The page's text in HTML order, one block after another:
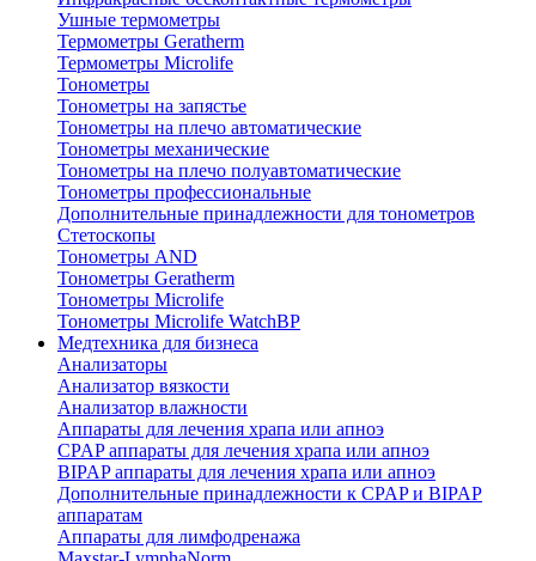
Ушные термометры
Термометры Geratherm
Термометры Microlife
Тонометры
Тонометры на запястье
Тонометры на плечо автоматические
Тонометры механические
Тонометры на плечо полуавтоматические
Тонометры профессиональные
Дополнительные принадлежности для тонометров
Стетоскопы
Тонометры AND
Тонометры Geratherm
Тонометры Microlife
Тонометры Microlife WatchBP
Медтехника для бизнеса
Анализаторы
Анализатор вязкости
Анализатор влажности
Аппараты для лечения храпа или апноэ
CPAP аппараты для лечения храпа или апноэ
BIPAP аппараты для лечения храпа или апноэ
Дополнительные принадлежности к CPAP и BIPAP
аппаратам
Аппараты для лимфодренажа